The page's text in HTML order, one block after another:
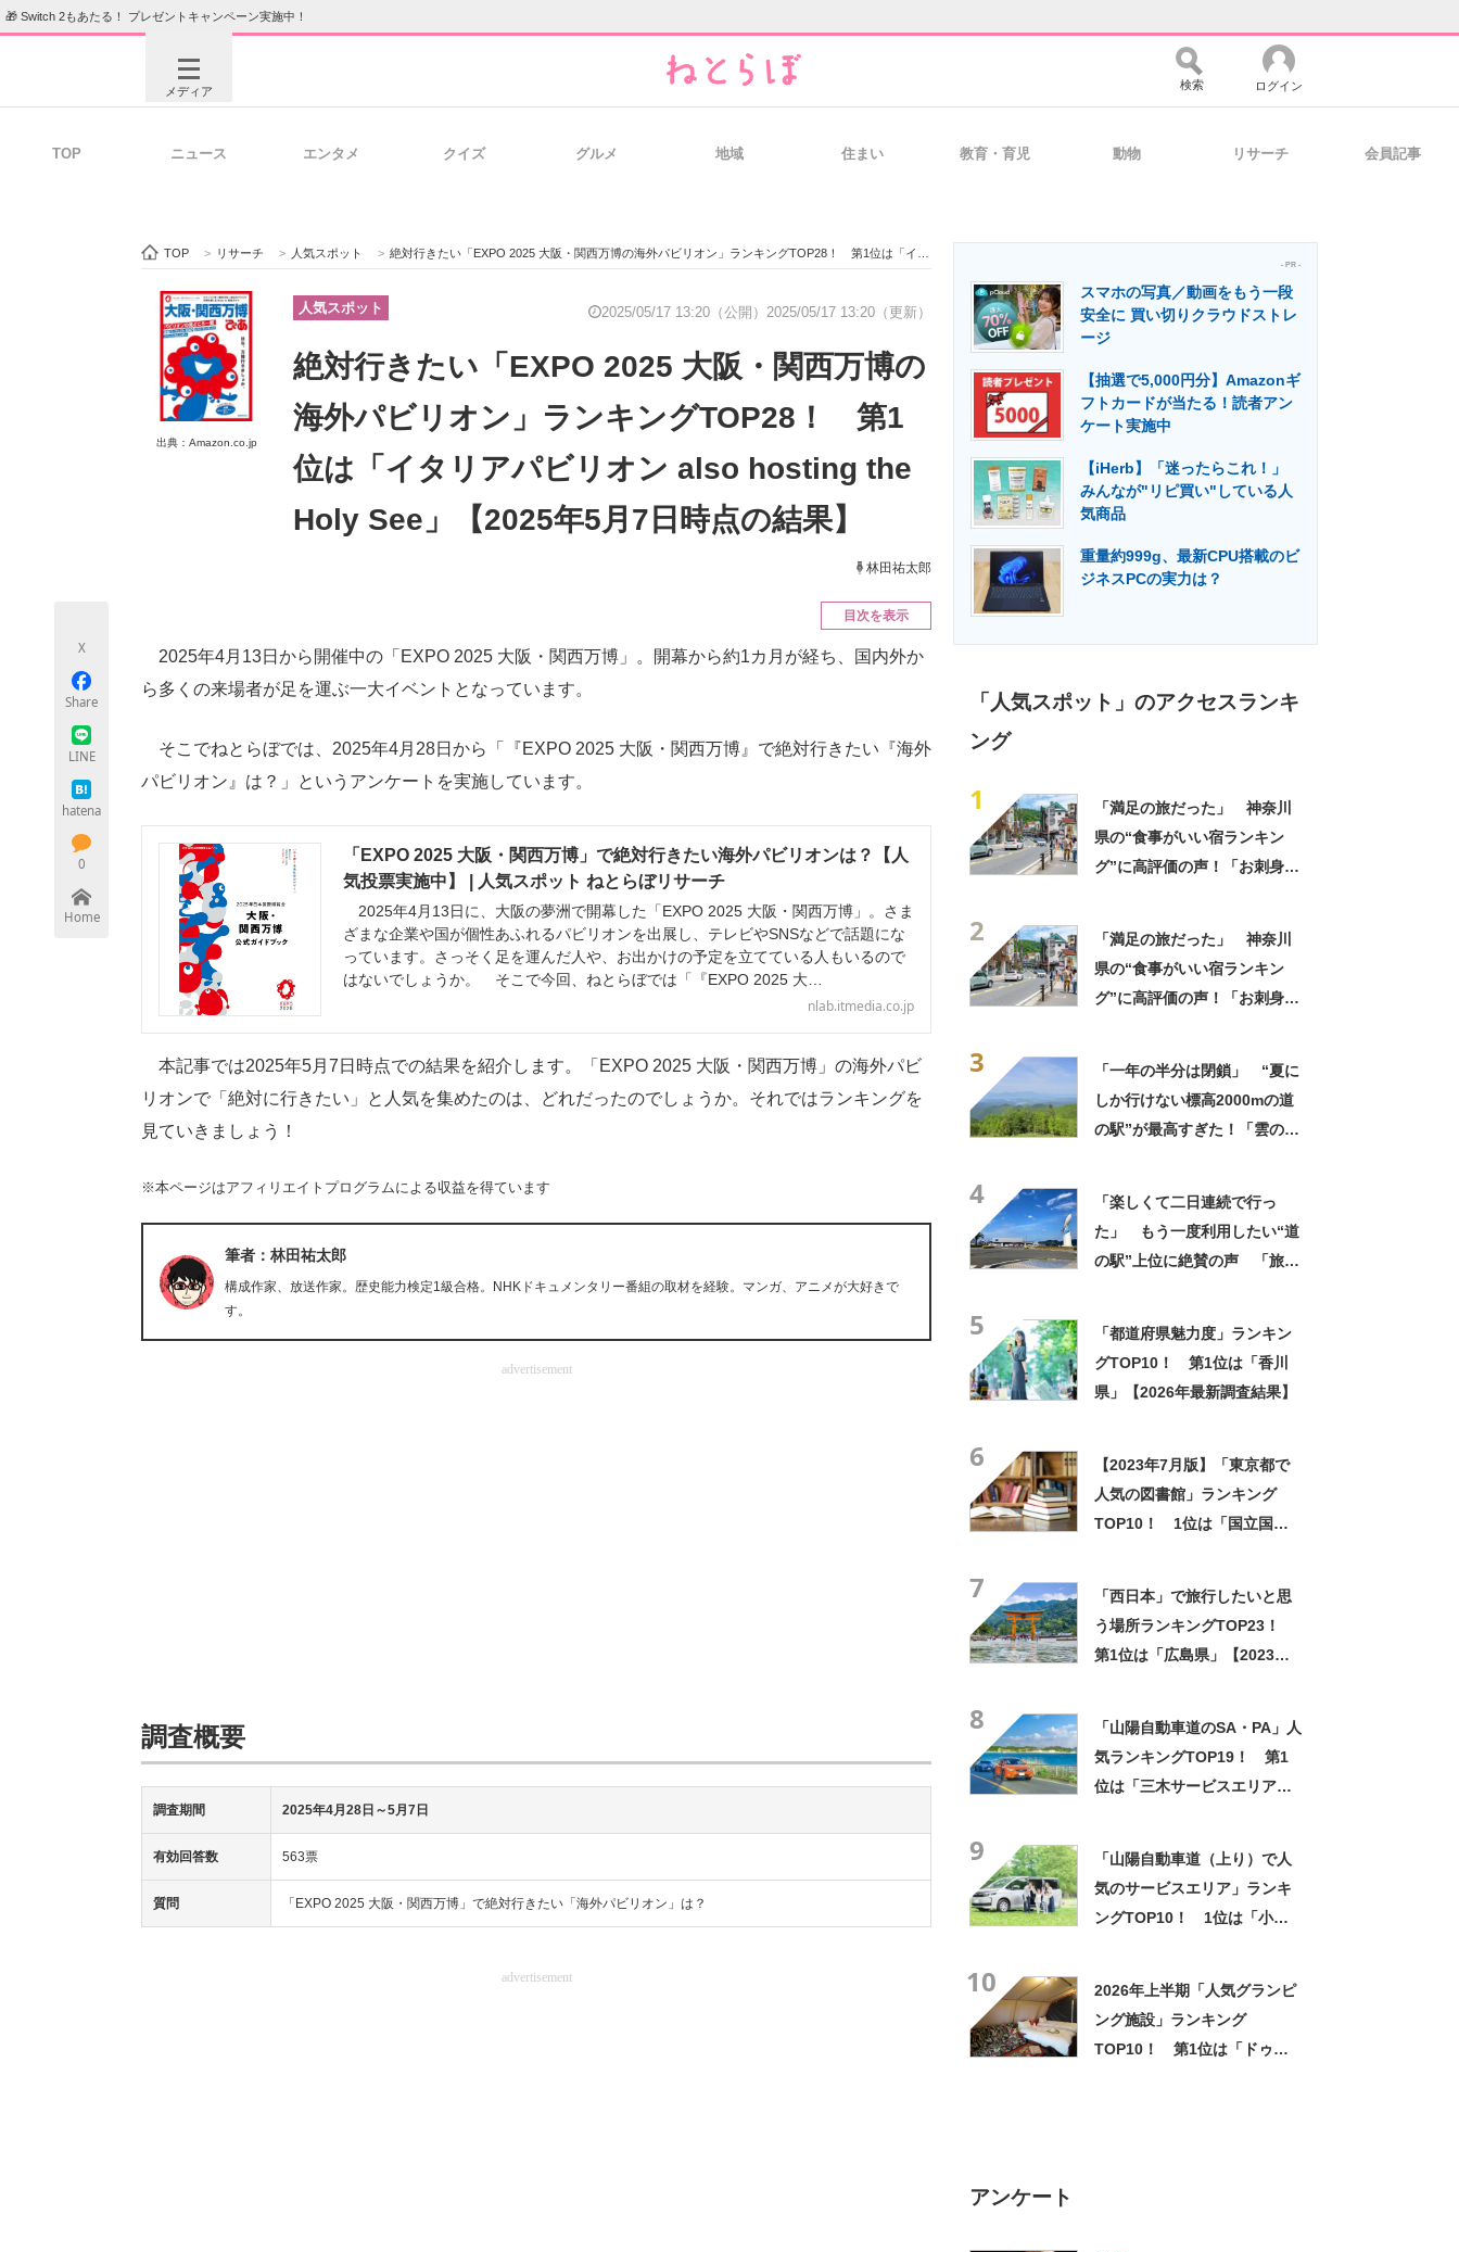
🎁 Switch 2もあたる！ プレゼントキャンペーン実施中！
メディア
ビジネスと働き方のヒント 経営リーダーのコミュニティ マーケ×ITの今がよく分かる
ITエンジニア向け専門サイト 製造業のIT導入・活用を支援
エレクトロニクス専門サイト 電子設計の基本と応用 エネルギーの専門メディア 建設×テクノロジーの最前線
検索 ログイン
TOP ニュース エンタメ クイズ グルメ 地域 住まい 教育・育児 動物 リサーチ 会員記事
TOP > リサーチ > 人気スポット > 絶対行きたい「EXPO 2025 大阪・関西万博の海外パビリオン」ランキングTOP28！ 第1位は「イタリアパビリオン also hosting the Holy See」【2025年5月7日時点の結果】
出典：Amazon.co.jp
人気スポット 2025/05/17 13:20（公開） 2025/05/17 13:20（更新）
絶対行きたい「EXPO 2025 大阪・関西万博の
海外パビリオン」ランキングTOP28！ 第1
位は「イタリアパビリオン also hosting the
Holy See」【2025年5月7日時点の結果】
林田祐太郎
X
Share
LINE
hatena
0
Home
目次を表示
2025年4月13日から開催中の「EXPO 2025 大阪・関西万博」。開幕から約1カ月が経ち、国内外か
ら多くの来場者が足を運ぶ一大イベントとなっています。
そこでねとらぼでは、2025年4月28日から「『EXPO 2025 大阪・関西万博』で絶対行きたい『海外
パビリオン』は？」というアンケートを実施しています。
「EXPO 2025 大阪・関西万博」で絶対行きたい海外パビリオンは？【人
気投票実施中】 | 人気スポット ねとらぼリサーチ
2025年4月13日に、大阪の夢洲で開幕した「EXPO 2025 大阪・関西万博」。さま
ざまな企業や国が個性あふれるパビリオンを出展し、テレビやSNSなどで話題にな
っています。さっそく足を運んだ人や、お出かけの予定を立てている人もいるので
はないでしょうか。 そこで今回、ねとらぼでは「『EXPO 2025 大…
nlab.itmedia.co.jp
本記事では2025年5月7日時点での結果を紹介します。「EXPO 2025 大阪・関西万博」の海外パビ
リオンで「絶対に行きたい」と人気を集めたのは、どれだったのでしょうか。それではランキングを
見ていきましょう！
※本ページはアフィリエイトプログラムによる収益を得ています
筆者：林田祐太郎
構成作家、放送作家。歴史能力検定1級合格。NHKドキュメンタリー番組の取材を経験。マンガ、アニメが大好きで
す。
advertisement
調査概要
調査期間 2025年4月28日～5月7日
有効回答数 563票
質問 「EXPO 2025 大阪・関西万博」で絶対行きたい「海外パビリオン」は？
advertisement
- PR -
スマホの写真／動画をもう一段
安全に 買い切りクラウドストレ
ージ
【抽選で5,000円分】Amazonギ
フトカードが当たる！読者アン
ケート実施中
【iHerb】「迷ったらこれ！」
みんなが"リピ買い"している人
気商品
重量約999g、最新CPU搭載のビ
ジネスPCの実力は？
「人気スポット」のアクセスランキ
ング
1
「満足の旅だった」 神奈川
県の“食事がいい宿ランキン
グ”に高評価の声！「お刺身と
2
「満足の旅だった」 神奈川
県の“食事がいい宿ランキン
グ”に高評価の声！「お刺身と
3
「一年の半分は閉鎖」 “夏に
しか行けない標高2000mの道
の駅”が最高すぎた！「雲の上
4
「楽しくて二日連続で行っ
た」 もう一度利用したい“道
の駅”上位に絶賛の声 「旅の
5
「都道府県魅力度」ランキン
グTOP10！ 第1位は「香川
県」【2026年最新調査結果】
6
【2023年7月版】「東京都で
人気の図書館」ランキング
TOP10！ 1位は「国立国会
7
「西日本」で旅行したいと思
う場所ランキングTOP23！
第1位は「広島県」【2023年
8
「山陽自動車道のSA・PA」人
気ランキングTOP19！ 第1
位は「三木サービスエリア
9
「山陽自動車道（上り）で人
気のサービスエリア」ランキ
ングTOP10！ 1位は「小谷
10
2026年上半期「人気グランピ
ング施設」ランキング
TOP10！ 第1位は「ドゥカ
アンケート